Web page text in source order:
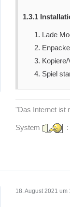
1.3.1
Lade
Spiel
"Das Internet ist
System
18. August 2021 um